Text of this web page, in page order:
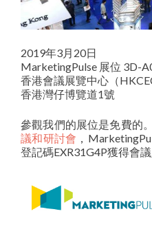
2019年3月20日
MarketingPulse 展位 3D-
香港會議展覽中心（
香港灣仔博覽道1號
參觀我們的展位是免費的
議和研討會 ，
登記碼EXR31G4P獲得會